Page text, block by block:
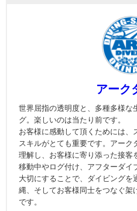
アーク
世界屈指の透明度と、多種多様な
グ。楽しいのは当たり前です。
お客様に感動して頂くためには、
スキルがとても重要です。アーク
理解し、お客様に寄り添った接客
移動中やログ付け、アフターダイ
大切にすることで、ダイビングを
縄、そしてお客様同士をつなぐ架
です。